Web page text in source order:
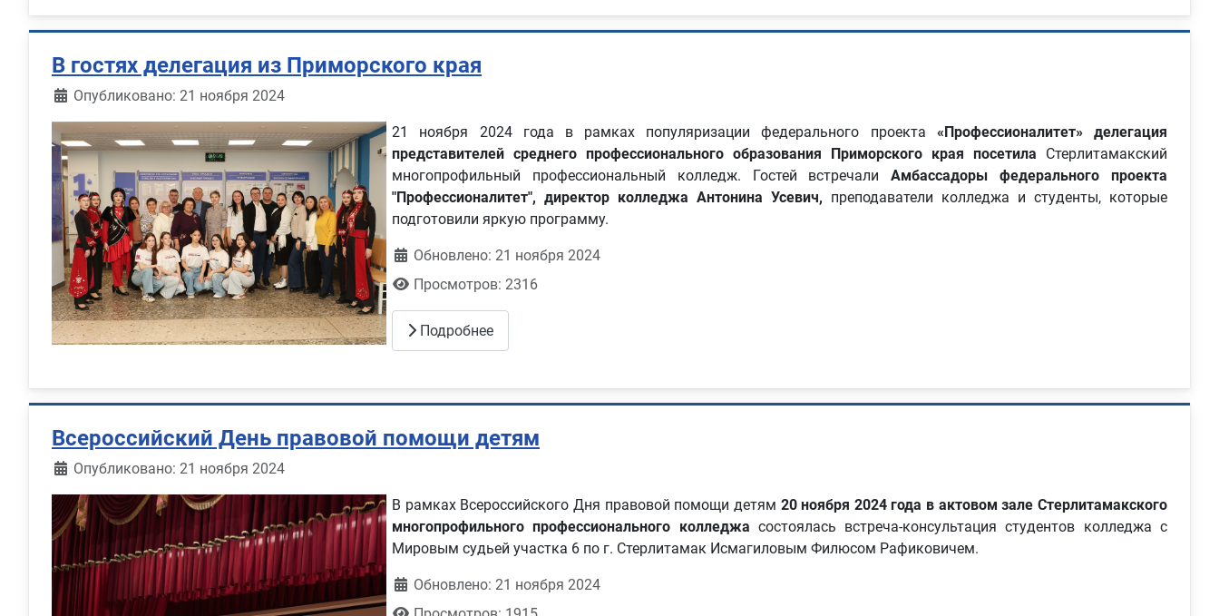
В гостях делегация из Приморского края
Информация о материале
Опубликовано: 21 ноября 2024
21 ноября 2024 года в рамках популяризации федерального проекта «Профессионалитет» делегация
представителей среднего профессионального образования Приморского края посетила Стерлитамакский
многопрофильный профессиональный колледж. Гостей встречалиАмбассадоры федерального проекта
"Профессионалитет", директор колледжа Антонина Усевич, преподаватели колледжа и студенты, которые
подготовили яркую программу.
Обновлено: 21 ноября 2024
Просмотров: 2316
Подробнее
Всероссийский День правовой помощи детям
Информация о материале
Опубликовано: 21 ноября 2024
В рамках Всероссийского Дня правовой помощи детям 20 ноября 2024 года в актовом зале Стерлитамакского
многопрофильного профессионального колледжа состоялась встреча-консультация студентов колледжа с
Мировым судьей участка 6 по г. Стерлитамак Исмагиловым Филюсом Рафиковичем.
Обновлено: 21 ноября 2024